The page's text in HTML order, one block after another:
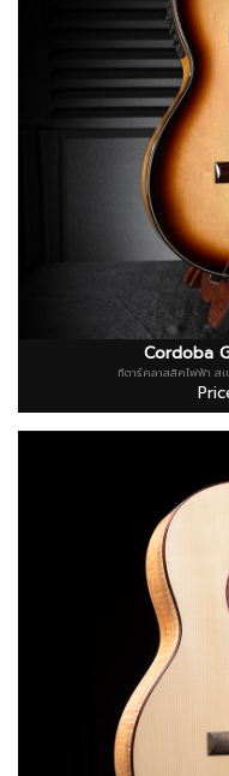
Cordoba
กีตาร์คลาสสิคไฟฟ้า ส